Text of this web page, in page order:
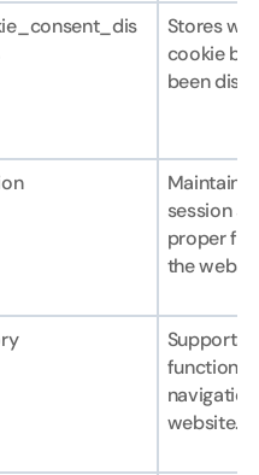
Stores
cookie
been
Maintains
session
proper
the
Supports
website.